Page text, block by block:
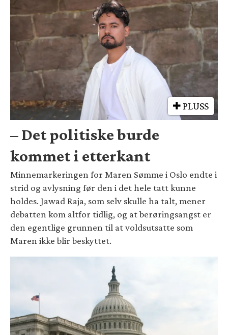
PLUSS
– Det politiske burde
kommet i etterkant
Minnemarkeringen for Maren Sømme i Oslo endte i
strid og avlysning før den i det hele tatt kunne
holdes. Jawad Raja, som selv skulle ha talt, mener
debatten kom altfor tidlig, og at berøringsangst er
den egentlige grunnen til at voldsutsatte som
Maren ikke blir beskyttet.